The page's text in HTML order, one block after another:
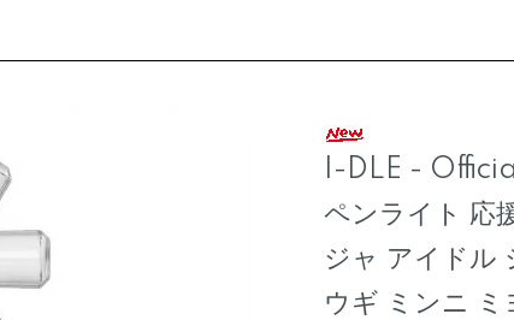
I-DLE -
ペンライト 応
ジャ アイドル
ウギ ミンニ ミ